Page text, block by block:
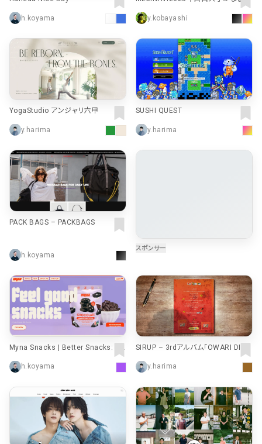
h.koyama
y.kobayashi
YogaStudio アンジャリ六甲
y.harima
SUSHI QUEST
y.harima
PACK BAGS – PACKBAGS
h.koyama
Myna Snacks | Better Snacks: Un
h.koyama
SIRUP – 3rdアルバム｢OWARI DIAR
y.harima